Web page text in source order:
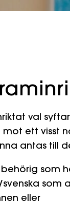
val
mot ett visst
antas till
behörig som
svenska som
eller